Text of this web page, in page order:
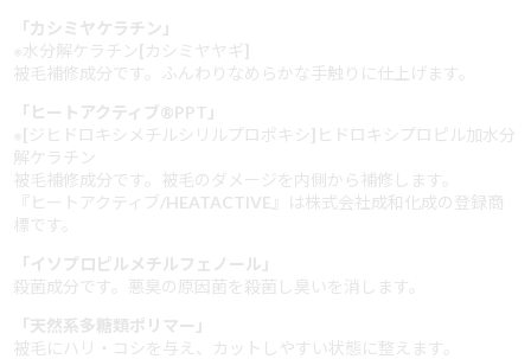
「カシミヤケラチン」
※水分解ケラチン[カシミヤヤギ]
被毛補修成分です。ふんわりなめらかな手触りに仕上げます。
「ヒートアクティブ®PPT」
※[ジヒドロキシメチルシリルプロポキシ]ヒドロキシプロピル加水分
解ケラチン
被毛補修成分です。被毛のダメージを内側から補修します。
『ヒートアクティブ/HEATACTIVE』は株式会社成和化成の登録商
標です。
「イソプロピルメチルフェノール」
殺菌成分です。悪臭の原因菌を殺菌し臭いを消します。
「天然系多糖類ポリマー」
被毛にハリ・コシを与え、カットしやすい状態に整えます。